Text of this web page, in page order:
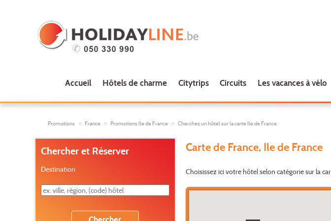
Accueil Hôtels de charme Citytrips Circuits Les vacances à vélo
Promotions France Promotions Ile de France Cherchez un hôtel sur la carte Ile de France
Carte de France, Ile de France
Choisissez ici votre hôtel selon catégorie sur la
Chercher et Réserver
Destination